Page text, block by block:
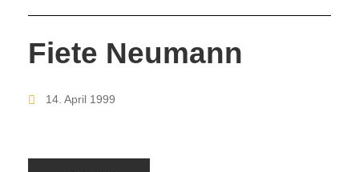
Fiete Neumann
14. April 1999